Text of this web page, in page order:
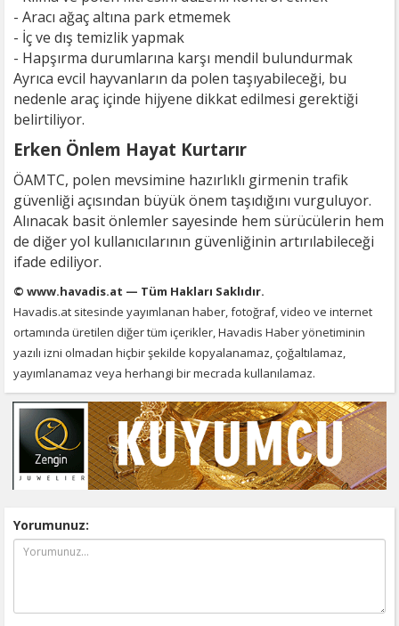
- Aracı ağaç altına park etmemek
- İç ve dış temizlik yapmak
- Hapşırma durumlarına karşı mendil bulundurmak
Ayrıca evcil hayvanların da polen taşıyabileceği, bu
nedenle araç içinde hijyene dikkat edilmesi gerektiği
belirtiliyor.
Erken Önlem Hayat Kurtarır
ÖAMTC, polen mevsimine hazırlıklı girmenin trafik
güvenliği açısından büyük önem taşıdığını vurguluyor.
Alınacak basit önlemler sayesinde hem sürücülerin hem
de diğer yol kullanıcılarının güvenliğinin artırılabileceği
ifade ediliyor.
© www.havadis.at — Tüm Hakları Saklıdır.
Havadis.at sitesinde yayımlanan haber, fotoğraf, video ve internet
ortamında üretilen diğer tüm içerikler, Havadis Haber yönetiminin
yazılı izni olmadan hiçbir şekilde kopyalanamaz, çoğaltılamaz,
yayımlanamaz veya herhangi bir mecrada kullanılamaz.
Yorumunuz: